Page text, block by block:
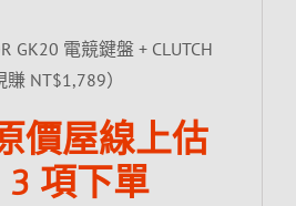
GK20 電競鍵盤 + CLUTCH
NT$1,789）
價屋線上估
項下單